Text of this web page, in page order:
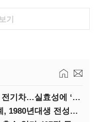
기
‘한국판 IRA’가 외면한 국산 전기차…실효성에 ‘의문’
김동관·정기선·구형모…재계, 1980년대생 전성시대